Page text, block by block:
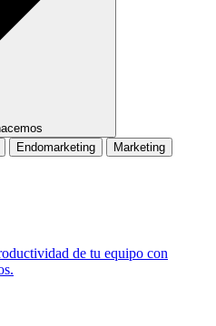
Endomarketing Marketing
de tu equipo con